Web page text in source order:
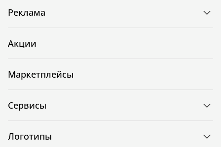
Реклама
Акции
Маркетплейсы
Сервисы
Логотипы